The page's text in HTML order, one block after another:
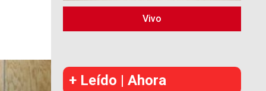
Vivo
+ Leído | Ahora